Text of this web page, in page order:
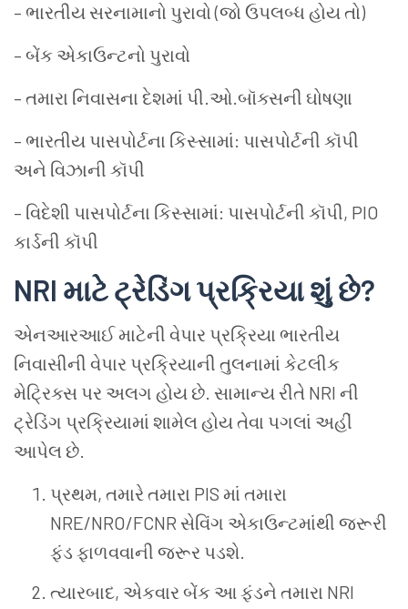
– ભારતીય સરનામાનો પુરાવો (જો ઉપલબ્ધ હોય તો)
– બેંક એકાઉન્ટનો પુરાવો
– તમારા નિવાસના દેશમાં પી.ઓ.બૉક્સની ઘોષણા
– ભારતીય પાસપોર્ટના કિસ્સામાં: પાસપોર્ટની કૉપી
અને વિઝાની કૉપી
– વિદેશી પાસપોર્ટના કિસ્સામાં: પાસપોર્ટની કૉપી, PIO
કાર્ડની કૉપી
NRI માટે ટ્રેડિંગ પ્રક્રિયા શું છે?
એનઆરઆઈ માટેની વેપાર પ્રક્રિયા ભારતીય
નિવાસીની વેપાર પ્રક્રિયાની તુલનામાં કેટલીક
મેટ્રિક્સ પર અલગ હોય છે. સામાન્ય રીતે NRI ની
ટ્રેડિંગ પ્રક્રિયામાં શામેલ હોય તેવા પગલાં અહીં
આપેલ છે.
પ્રથમ, તમારે તમારા PIS માં તમારા
NRE/NRO/FCNR સેવિંગ એકાઉન્ટમાંથી જરૂરી
ફંડ ફાળવવાની જરૂર પડશે.
ત્યારબાદ, એકવાર બેંક આ ફંડને તમારા NRI